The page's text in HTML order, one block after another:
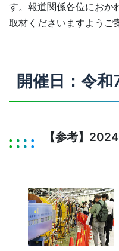
す。報道関係各位におか
取材くださいますようご
開催日：令和
【参考】